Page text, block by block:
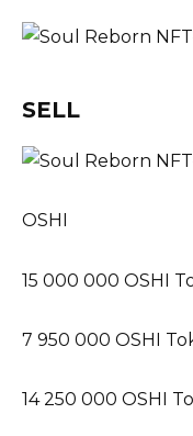
SELL
OSHI
15 000 000 OSHI
7 950 000 OSHI
14 250 000 OSHI